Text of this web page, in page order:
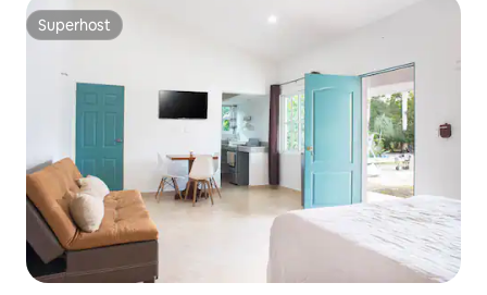
Superhost
Superhost